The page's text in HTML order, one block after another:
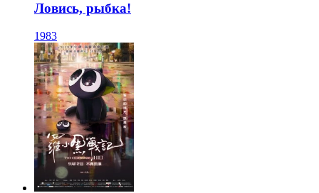
Ловись, рыбка!
1983